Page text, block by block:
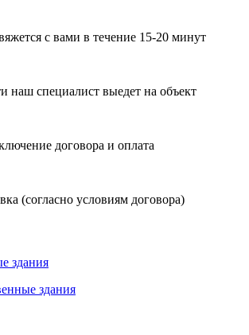
с вами в течение 15-20 минут
наш специалист выедет на объект
договора и оплата
(согласно условиям договора)
здания
здания